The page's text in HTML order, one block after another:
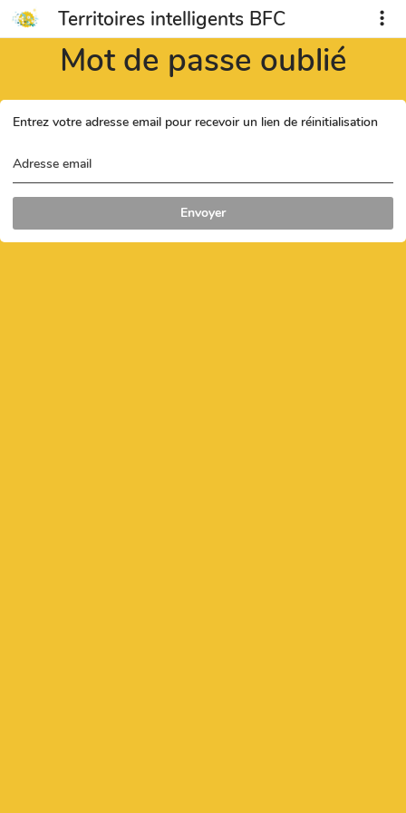
Territoires intelligents BFC
Mot de passe oublié
Entrez votre adresse email pour recevoir un lien de réinitialisation
Adresse email
Envoyer